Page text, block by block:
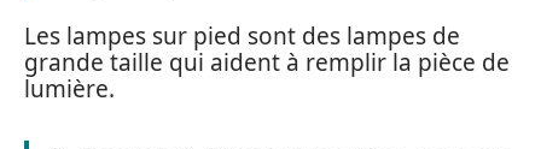
Les lampes sur pied sont des lampes de
grande taille qui aident à remplir la pièce de
lumière.